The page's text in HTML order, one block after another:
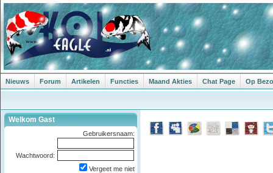
Nieuws Forum Artikelen Functies Maand Akties Chat Page Op
Welkom Gast
Gebruikersnaam:
Wachtwoord:
Vergeet me niet